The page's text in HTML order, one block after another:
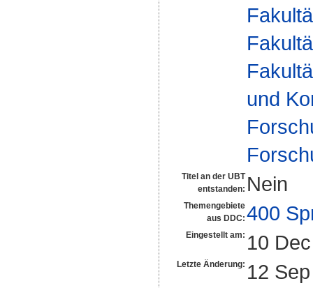
und
Titel an der UBT
entstanden: Nein
Themengebiete
aus DDC: 400
Eingestellt am: 10
Letzte Änderung: 12